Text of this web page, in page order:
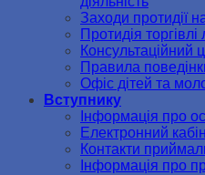
Заходи протидії
Протидія
Консультаційний
Правила
Офіс дітей та
Вступнику
Інформація про
Електронний
Контакти
Інформація про